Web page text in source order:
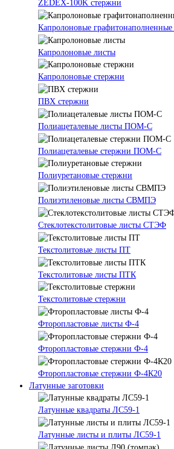
ZEDEX-100K стержни
Капролоновые графитонаполненные
Капролоновые листы
Капролоновые стержни
ПВХ стержни
Полиацеталевые листы ПОМ-С
Полиацеталевые стержни ПОМ-С
Полиуретановые стержни
Полиэтиленовые листы СВМПЭ
Стеклотекстолитовые листы СТЭФ
Текстолитовые листы ПТ
Текстолитовые листы ПТК
Текстолитовые стержни
Фторопластовые листы Ф-4
Фторопластовые стержни Ф-4
Фторопластовые стержни Ф-4К20
Латунные заготовки
Латунные квадраты ЛС59-1
Латунные листы и плиты ЛС59-1